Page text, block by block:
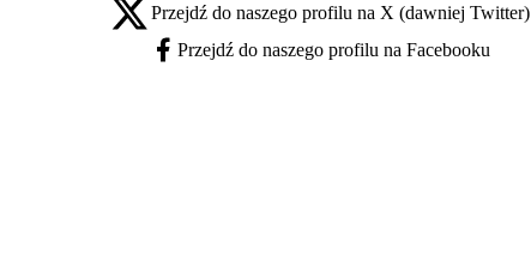
X - otwiera się w nowej karcie
Przejdź do naszego profilu na X (dawniej Twitter)
Facebook - otwiera się w nowej karcie
Przejdź do naszego profilu na Facebooku